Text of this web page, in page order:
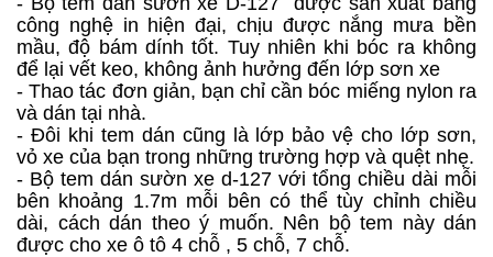
công nghệ in hiện đại, chịu được nắng mưa bền
mầu, độ bám dính tốt. Tuy nhiên khi bóc ra không
để lại vết keo, không ảnh hưởng đến lớp sơn xe
- Thao tác đơn giản, bạn chỉ cần bóc miếng nylon ra
và dán tại nhà.
- Đôi khi tem dán cũng là lớp bảo vệ cho lớp sơn,
vỏ xe của bạn trong những trường hợp và quệt nhẹ.
- Bộ tem dán sườn xe d-127 với tổng chiều dài mỗi
bên khoảng 1.7m mỗi bên có thể tùy chỉnh chiều
dài, cách dán theo ý muốn. Nên bộ tem này dán
được cho xe ô tô 4 chỗ , 5 chỗ, 7 chỗ.